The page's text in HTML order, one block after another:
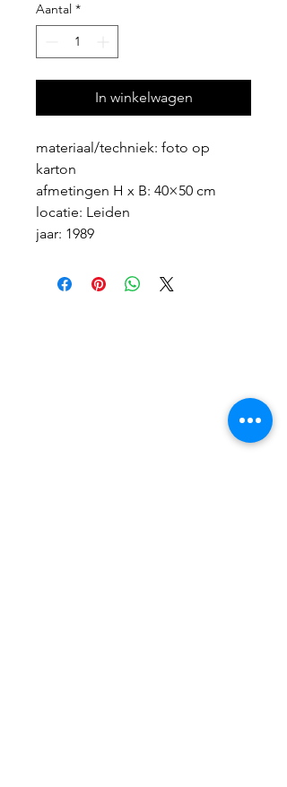
Aantal *
In winkelwagen
materiaal/techniek: foto op
karton
afmetingen H x B: 40×50 cm
locatie: Leiden
jaar: 1989